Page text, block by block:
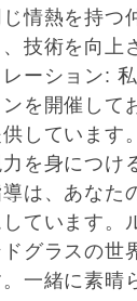
情熱を持つ
技術を向上
ーション:
を開催して
しています
を身につけ
は、あなた
ています。
グラスの世
一緒に素晴